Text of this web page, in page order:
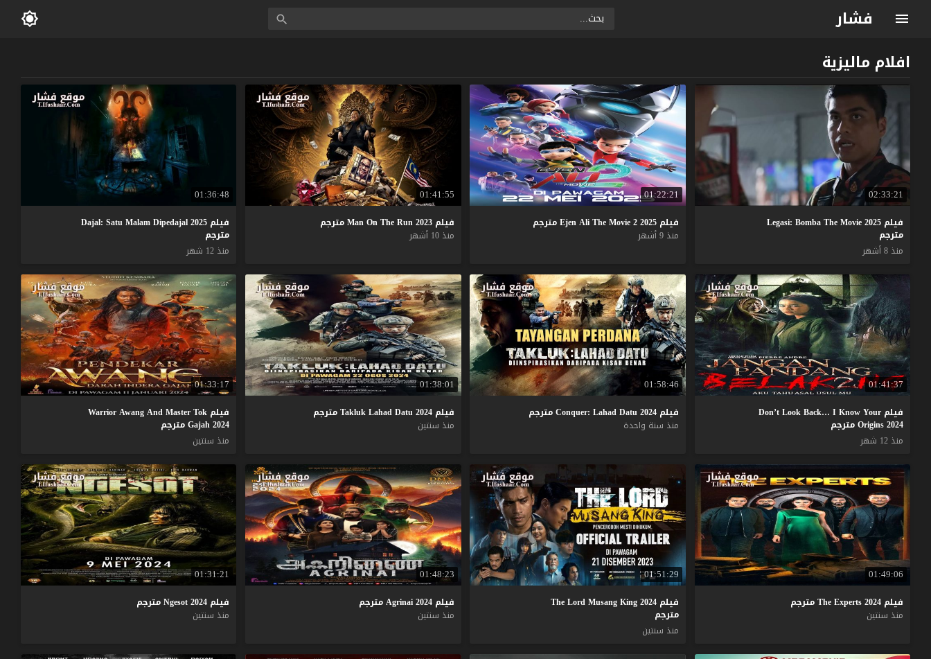
فشار
افلام ماليزية
02:33:21
فيلم Legasi: Bomba The Movie 2025
مترجم
منذ 8 أشهر
01:22:21
فيلم EjenAliTheMovie22025
مترجم
منذ 9 أشهر
01:41:55
فيلم ManOnTheRun2023
مترجم
منذ 10 أشهر
01:36:48
فيلم Dajal: Satu Malam Dipedajal 2025
مترجم
منذ 12 شهر
01:41:37
فيلم Don’t Look Back… I Know Your
Origins 2024 مترجم
منذ 12 شهر
01:58:46
فيلم Conquer: LahadDatu2024
مترجم
منذ سنة واحدة
01:38:01
فيلم TaklukLahadDatu2024
مترجم
منذ سنتين
01:33:17
فيلم Warrior Awang And Master Tok
Gajah 2024 مترجم
منذ سنتين
01:49:06
فيلم TheExperts2024
مترجم
منذ سنتين
01:51:29
فيلم The Lord Musang King 2024
مترجم
منذ سنتين
01:48:23
فيلم Agrinai2024
مترجم
منذ سنتين
01:31:21
فيلم Ngesot 2024
مترجم
منذ سنتين